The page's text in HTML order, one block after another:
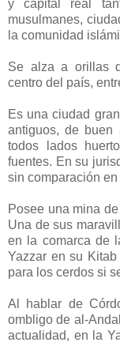
y capital real
musulmanes,
la comunidad
Se alza a orillas
centro del país,
Es una ciudad
antiguos, de buen
todos lados
fuentes. En su
sin comparación
Posee una mina
Una de sus
en la comarca de
Yazzar en su
para los cerdos si
Al hablar de
ombligo de al-
actualidad, en la